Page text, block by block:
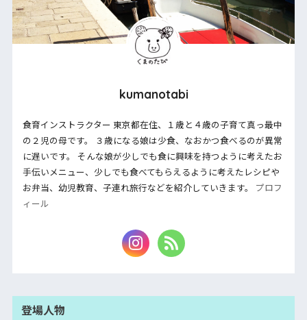
kumanotabi
食育インストラクター 東京都在住、１歳と４歳の子育て真っ最中
の２児の母です。 ３歳になる娘は少食、なおかつ食べるのが異常
に遅いです。 そんな娘が少しでも食に興味を持つように考えたお
手伝いメニュー、少しでも食べてもらえるように考えたレシピや
お弁当、幼児教育、子連れ旅行などを紹介していきます。 プロフ
ィール
登場人物